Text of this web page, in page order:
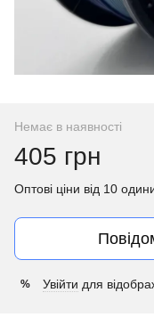
Немає в наявності
405 грн
Оптові ціни від 10
% Увійти для